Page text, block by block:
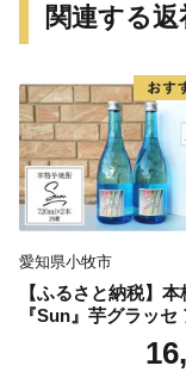
関連する
愛知県小牧市
【ふるさと納税】
『Sun』芋グラッセ
ア ソロキャンプ ベ
グ 巣ごもり 就労支